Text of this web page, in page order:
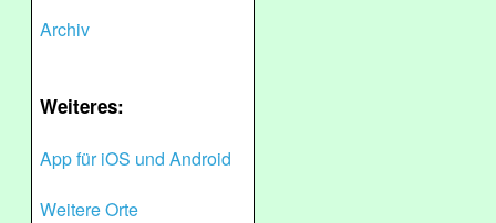
Archiv
Weiteres:
App für iOS und Android
Weitere Orte